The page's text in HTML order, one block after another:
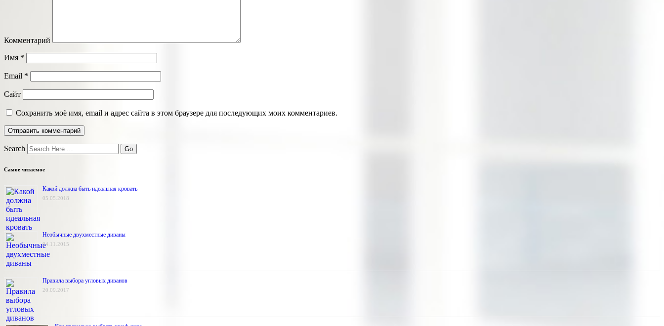
Комментарий
Имя *
Email *
Сайт
Сохранить моё имя, email и адрес сайта в этом браузере для последующих моих комментариев.
Search
Самое читаемое
Какой должна быть идеальная кровать
05.05.2018
Необычные двухместные диваны
04.11.2015
Правила выбора угловых диванов
20.09.2017